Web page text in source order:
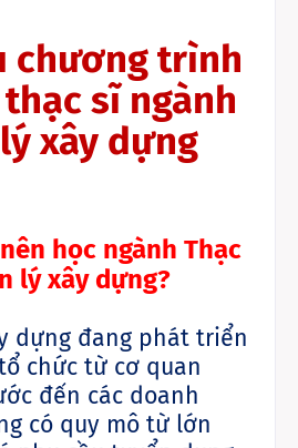
chương trình
sĩ ngành
xây dựng
học ngành Thạc
lý xây dựng?
dựng đang phát triển
chức từ cơ quan
đến các doanh
có quy mô từ lớn